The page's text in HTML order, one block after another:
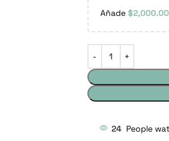
Añade $2,000.00
24 People